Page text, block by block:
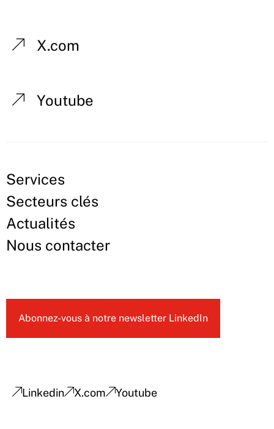
X.com
Youtube
Services
Secteurs clés
Actualités
Nous contacter
Abonnez-vous à notre newsletter LinkedIn
Linkedin X.com Youtube